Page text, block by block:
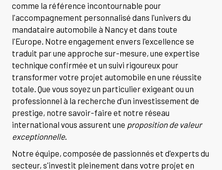
comme la référence incontournable pour
l'accompagnement personnalisé dans l'univers du
mandataire automobile à Nancy et dans toute
l'Europe. Notre engagement envers l'excellence se
traduit par une approche sur-mesure, une expertise
technique confirmée et un suivi rigoureux pour
transformer votre projet automobile en une réussite
totale. Que vous soyez un particulier exigeant ou un
professionnel à la recherche d'un investissement de
prestige, notre savoir-faire et notre réseau
international vous assurent une proposition de valeur
exceptionnelle.
Notre équipe, composée de passionnés et d'experts du
secteur, s'investit pleinement dans votre projet en